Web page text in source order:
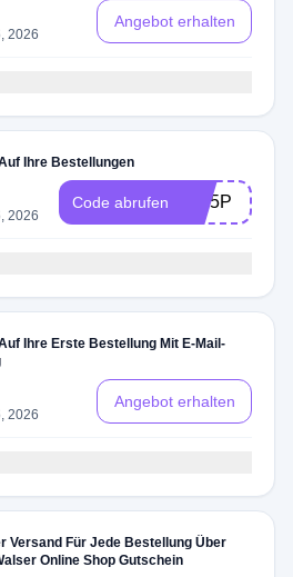
2026
Angebot erhalten
Ihre Bestellungen
2026
Code abrufen OM5P
Ihre Erste Bestellung Mit E-Mail-
2026
Angebot erhalten
Versand Für Jede Bestellung Über
Online Shop Gutschein